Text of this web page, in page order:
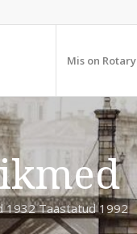
Mis on Rotary
1932 Taastatud 1992